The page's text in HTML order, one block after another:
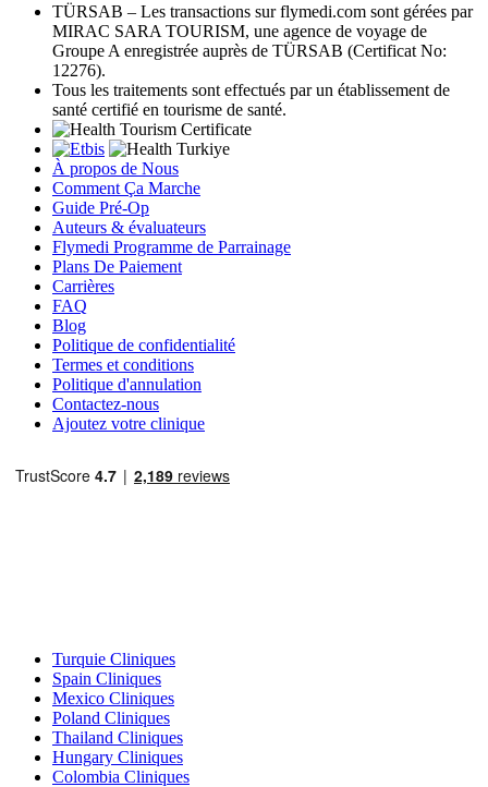
TÜRSAB – Les transactions sur flymedi.com sont gérées par
MIRAC SARA TOURISM, une agence de voyage de
Groupe A enregistrée auprès de TÜRSAB (Certificat No:
12276).
Tous les traitements sont effectués par un établissement de
santé certifié en tourisme de santé.
À propos de Nous
Comment Ça Marche
Guide Pré-Op
Auteurs & évaluateurs
Flymedi Programme de Parrainage
Plans De Paiement
Carrières
FAQ
Blog
Politique de confidentialité
Termes et conditions
Politique d'annulation
Contactez-nous
Ajoutez votre clinique
Turquie Cliniques
Spain Cliniques
Mexico Cliniques
Poland Cliniques
Thailand Cliniques
Hungary Cliniques
Colombia Cliniques